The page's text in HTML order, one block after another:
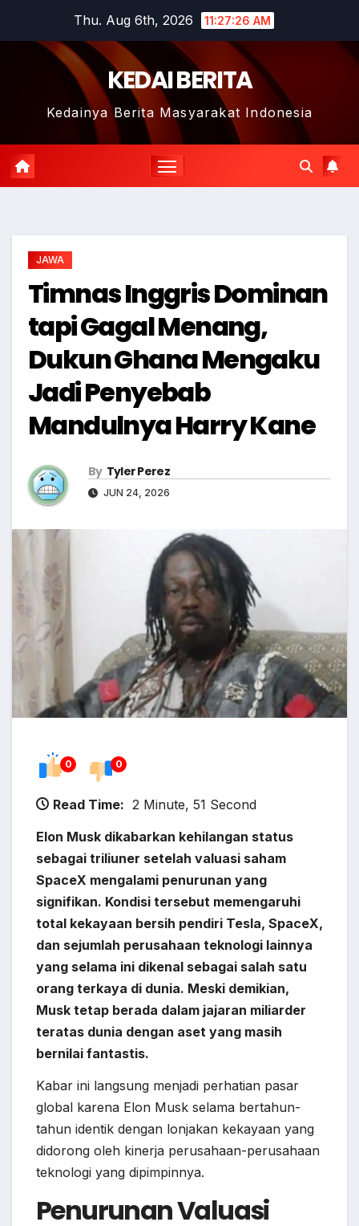
Thu. Aug 6th, 2026 11:27:27 AM
KEDAI BERITA
Kedainya Berita Masyarakat Indonesia
JAWA
Timnas Inggris Dominan
tapi Gagal Menang,
Dukun Ghana Mengaku
Jadi Penyebab
Mandulnya Harry Kane
By Tyler Perez
JUN 24, 2026
0 0
Read Time: 2 Minute, 51 Second
Elon Musk dikabarkan kehilangan status
sebagai triliuner setelah valuasi saham
SpaceX mengalami penurunan yang
signifikan. Kondisi tersebut memengaruhi
total kekayaan bersih pendiri Tesla, SpaceX,
dan sejumlah perusahaan teknologi lainnya
yang selama ini dikenal sebagai salah satu
orang terkaya di dunia. Meski demikian,
Musk tetap berada dalam jajaran miliarder
teratas dunia dengan aset yang masih
bernilai fantastis.
Kabar ini langsung menjadi perhatian pasar
global karena Elon Musk selama bertahun-
tahun identik dengan lonjakan kekayaan yang
didorong oleh kinerja perusahaan-perusahaan
teknologi yang dipimpinnya.
Penurunan Valuasi